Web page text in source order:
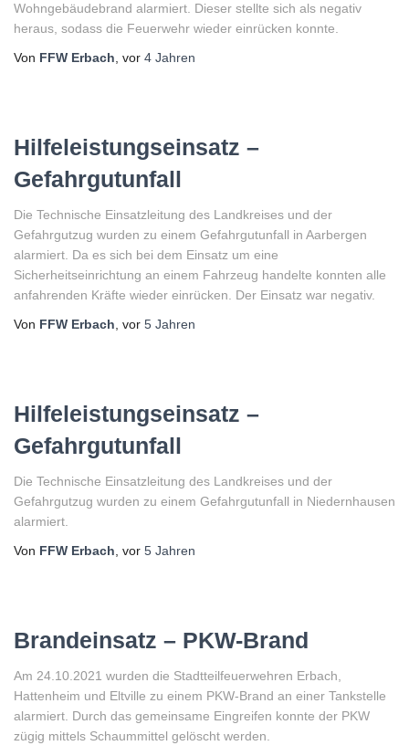
Wohngebäudebrand alarmiert. Dieser stellte sich als negativ
heraus, sodass die Feuerwehr wieder einrücken konnte.
Von FFW Erbach , vor 4 Jahren
Hilfeleistungseinsatz –
Gefahrgutunfall
Die Technische Einsatzleitung des Landkreises und der
Gefahrgutzug wurden zu einem Gefahrgutunfall in Aarbergen
alarmiert. Da es sich bei dem Einsatz um eine
Sicherheitseinrichtung an einem Fahrzeug handelte konnten alle
anfahrenden Kräfte wieder einrücken. Der Einsatz war negativ.
Von FFW Erbach , vor 5 Jahren
Hilfeleistungseinsatz –
Gefahrgutunfall
Die Technische Einsatzleitung des Landkreises und der
Gefahrgutzug wurden zu einem Gefahrgutunfall in Niedernhausen
alarmiert.
Von FFW Erbach , vor 5 Jahren
Brandeinsatz – PKW-Brand
Am 24.10.2021 wurden die Stadtteilfeuerwehren Erbach,
Hattenheim und Eltville zu einem PKW-Brand an einer Tankstelle
alarmiert. Durch das gemeinsame Eingreifen konnte der PKW
zügig mittels Schaummittel gelöscht werden.